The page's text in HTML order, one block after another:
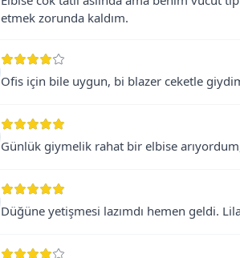
etmek zorunda kaldım.
Ofis için bile uygun, bi blazer ceketle
Günlük giymelik rahat bir elbise
Düğüne yetişmesi lazımdı hemen geldi.